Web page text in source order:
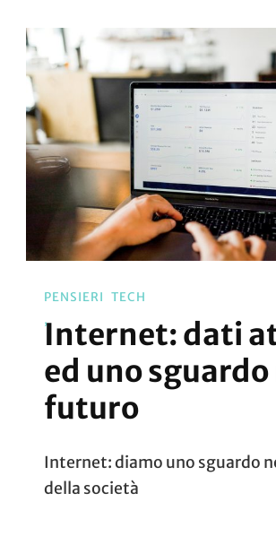
PENSIERI TECH
Internet: dati
ed uno sguardo
futuro
Internet: diamo uno sguardo
della società